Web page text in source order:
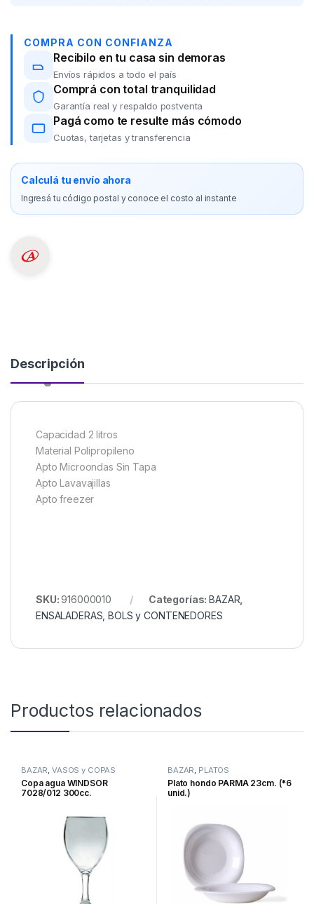
COMPRA CON CONFIANZA
Recibilo en tu casa sin demoras
Envíos rápidos a todo el país
Comprá con total tranquilidad
Garantía real y respaldo postventa
Pagá como te resulte más cómodo
Cuotas, tarjetas y transferencia
Calculá tu envío ahora
Ingresá tu código postal y conoce el costo al instante
Descripción
Capacidad 2 litros
Material Polipropileno
Apto Microondas Sin Tapa
Apto Lavavajillas
Apto freezer
SKU:916000010 Categorías:BAZAR
ENSALADERAS, BOLS y CONTENEDORES
Productos relacionados
BAZAR,VASOS y COPAS
Copa agua WINDSOR
7028/012 300cc.
BAZAR, PLATOS
Plato hondo PARMA 23cm. (*6
unid.)